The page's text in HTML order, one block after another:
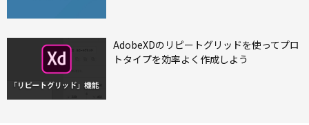
AdobeXDのリピートグリッドを使ってプロ
トタイプを効率よく作成しよう